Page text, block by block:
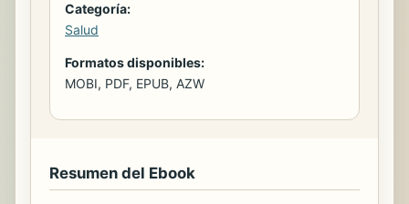
Categoría:
Salud
Formatos disponibles:
MOBI, PDF, EPUB, AZW
Resumen del Ebook